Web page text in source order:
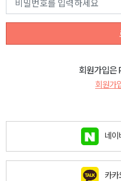
회원가입은
회원가
네이
카카